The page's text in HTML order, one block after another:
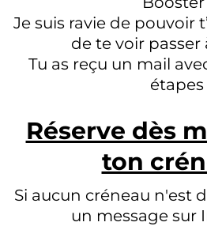
Je suis ravie de pouvoir
de te voir passer
Tu as reçu un mail
étapes
Réserve dès
ton
Si aucun créneau n'est
un message sur